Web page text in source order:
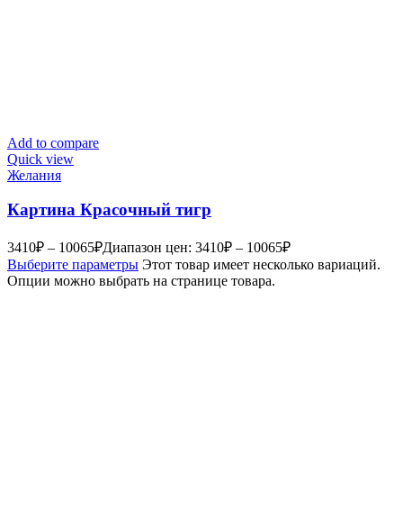
Add to compare
Quick view
Желания
Картина Красочный тигр
3410₽ – 10065₽Диапазон цен: 3410₽ – 10065₽
Выберите параметры Этот товар имеет несколько вариаций.
Опции можно выбрать на странице товара.